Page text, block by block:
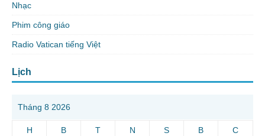
Nhạc
Phim công giáo
Radio Vatican tiếng Việt
Lịch
Tháng 8 2026
H B T N S B C